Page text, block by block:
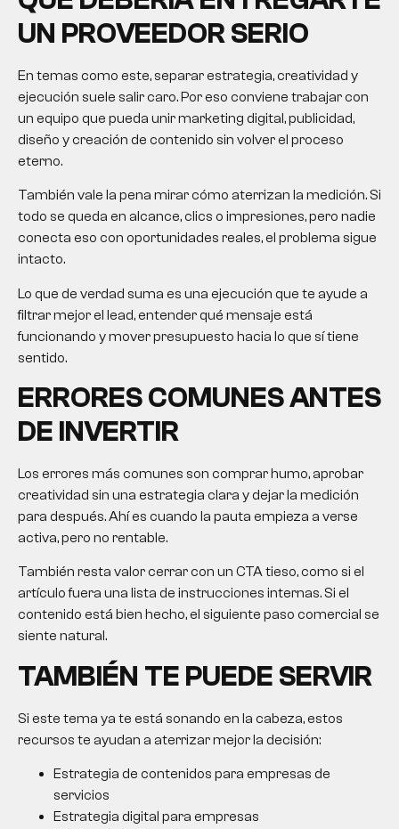
UN PROVEEDOR SERIO
En temas como este, separar estrategia, creatividad y
ejecución suele salir caro. Por eso conviene trabajar con
un equipo que pueda unir marketing digital, publicidad,
diseño y creación de contenido sin volver el proceso
eterno.
También vale la pena mirar cómo aterrizan la medición. Si
todo se queda en alcance, clics o impresiones, pero nadie
conecta eso con oportunidades reales, el problema sigue
intacto.
Lo que de verdad suma es una ejecución que te ayude a
filtrar mejor el lead, entender qué mensaje está
funcionando y mover presupuesto hacia lo que sí tiene
sentido.
ERRORES COMUNES ANTES
DE INVERTIR
Los errores más comunes son comprar humo, aprobar
creatividad sin una estrategia clara y dejar la medición
para después. Ahí es cuando la pauta empieza a verse
activa, pero no rentable.
También resta valor cerrar con un CTA tieso, como si el
artículo fuera una lista de instrucciones internas. Si el
contenido está bien hecho, el siguiente paso comercial se
siente natural.
TAMBIÉN TE PUEDE SERVIR
Si este tema ya te está sonando en la cabeza, estos
recursos te ayudan a aterrizar mejor la decisión:
Estrategia de contenidos para empresas de
servicios
Estrategia digital para empresas